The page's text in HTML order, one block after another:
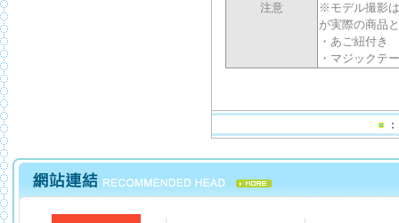
注意
※モデル撮影
が実際の商品
・あご紐付き
・マジックテ